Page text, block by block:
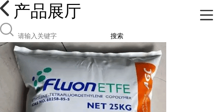
产品展厅
搜索